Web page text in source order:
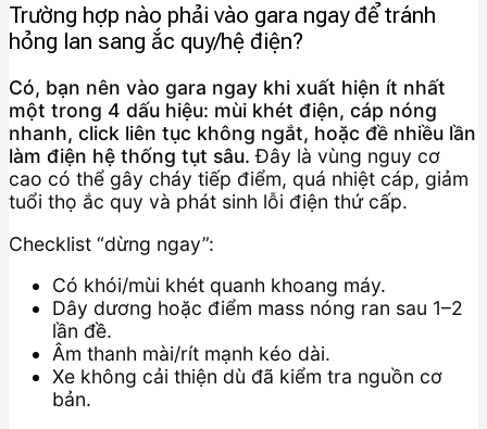
Trường hợp nào phải vào gara ngay để tránh
hỏng lan sang ắc quy/hệ điện?
Có, bạn nên vào gara ngay khi xuất hiện ít nhất
một trong 4 dấu hiệu: mùi khét điện, cáp nóng
nhanh, click liên tục không ngắt, hoặc đề nhiều lần
làm điện hệ thống tụt sâu. Đây là vùng nguy cơ
cao có thể gây cháy tiếp điểm, quá nhiệt cáp, giảm
tuổi thọ ắc quy và phát sinh lỗi điện thứ cấp.
Checklist “dừng ngay”:
Có khói/mùi khét quanh khoang máy.
Dây dương hoặc điểm mass nóng ran sau 1–2
lần đề.
Âm thanh mài/rít mạnh kéo dài.
Xe không cải thiện dù đã kiểm tra nguồn cơ
bản.